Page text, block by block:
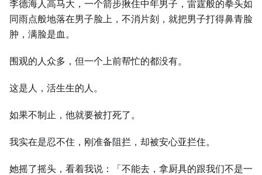
李德海人高马大，一个箭步揪住中年男子，雷霆般的拳头如
同雨点般地落在男子脸上，不消片刻，就把男子打得鼻青脸
肿，满脸是血。
围观的人众多，但一个上前帮忙的都没有。
这是人，活生生的人。
如果不制止，他就要被打死了。
我实在是忍不住，刚准备阻拦，却被安心亚拦住。
她摇了摇头，看着我说：「不能去，拿厨具的跟我们不是一